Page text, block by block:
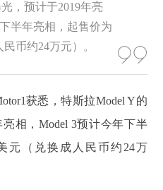
，预计于2019年亮
半年亮相，起售价为
币约24万元）。
获悉，特斯拉Model Y的
相，Model 3预计今年下半
元（兑换成人民币约24万